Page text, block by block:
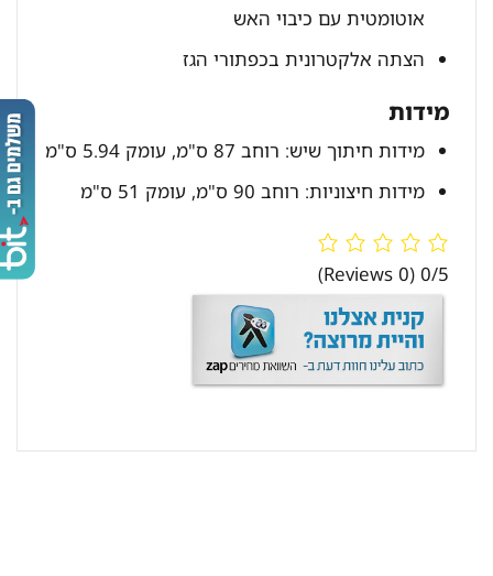
אוטומטית עם כיבוי האש
הצתה אלקטרונית בכפתורי הגז
מידות
מידות חיתוך שיש: רוחב 87 ס"מ, עומק 5.94 ס"מ
מידות חיצוניות: רוחב 90 ס"מ, עומק 51 ס"מ
0/5
(0 Reviews)